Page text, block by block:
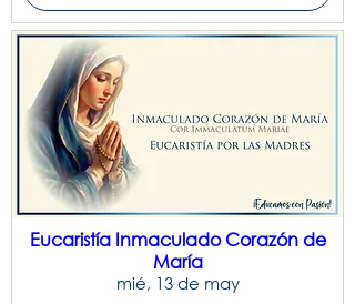
Eucaristía Inmaculado Corazón de
María
mié, 13 de may